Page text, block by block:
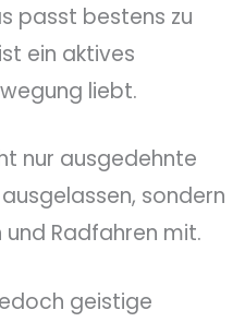
passt bestens zu
ein aktives
liebt.
nur ausgedehnte
sondern
Radfahren mit.
geistige